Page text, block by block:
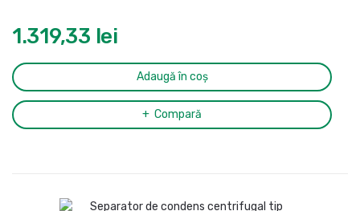
1.319,33 lei
Adaugă în coș
Compară